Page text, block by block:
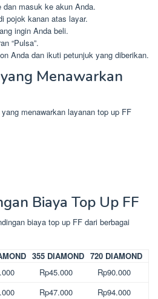
masuk ke akun Anda.
pojok kanan atas layar.
ingin Anda beli.
“Pulsa”.
Anda dan ikuti petunjuk yang diberikan.
Menawarkan
menawarkan layanan top up FF
Biaya Top Up FF
biaya top up FF dari berbagai
355 DIAMOND 720 DIAMOND
Rp45.000
Rp90.000
Rp47.000
Rp94.000